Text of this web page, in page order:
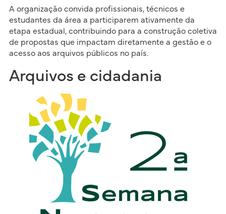
A organização convida profissionais, técnicos e
estudantes da área a participarem ativamente da
etapa estadual, contribuindo para a construção coletiva
de propostas que impactam diretamente a gestão e o
acesso aos arquivos públicos no país.
Arquivos e cidadania